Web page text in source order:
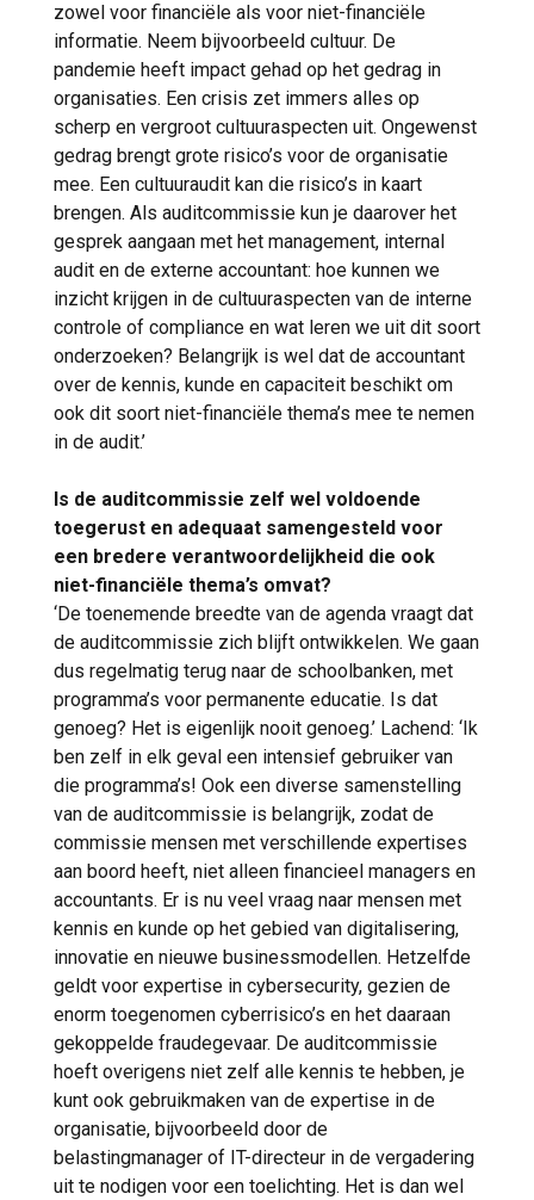
zowel voor financiële als voor niet-financiële
informatie. Neem bijvoorbeeld cultuur. De
pandemie heeft impact gehad op het gedrag in
organisaties. Een crisis zet immers alles op
scherp en vergroot cultuuraspecten uit. Ongewenst
gedrag brengt grote risico’s voor de organisatie
mee. Een cultuuraudit kan die risico’s in kaart
brengen. Als auditcommissie kun je daarover het
gesprek aangaan met het management, internal
audit en de externe accountant: hoe kunnen we
inzicht krijgen in de cultuuraspecten van de interne
controle of compliance en wat leren we uit dit soort
onderzoeken? Belangrijk is wel dat de accountant
over de kennis, kunde en capaciteit beschikt om
ook dit soort niet-financiële thema’s mee te nemen
in de audit.’
Is de auditcommissie zelf wel voldoende
toegerust en adequaat samengesteld voor
een bredere verantwoordelijkheid die ook
niet-financiële thema’s omvat?
‘De toenemende breedte van de agenda vraagt dat
de auditcommissie zich blijft ontwikkelen. We gaan
dus regelmatig terug naar de schoolbanken, met
programma’s voor permanente educatie. Is dat
genoeg? Het is eigenlijk nooit genoeg.’ Lachend: ‘Ik
ben zelf in elk geval een intensief gebruiker van
die programma’s! Ook een diverse samenstelling
van de auditcommissie is belangrijk, zodat de
commissie mensen met verschillende expertises
aan boord heeft, niet alleen financieel managers en
accountants. Er is nu veel vraag naar mensen met
kennis en kunde op het gebied van digitalisering,
innovatie en nieuwe businessmodellen. Hetzelfde
geldt voor expertise in cybersecurity, gezien de
enorm toegenomen cyberrisico’s en het daaraan
gekoppelde fraudegevaar. De auditcommissie
hoeft overigens niet zelf alle kennis te hebben, je
kunt ook gebruikmaken van de expertise in de
organisatie, bijvoorbeeld door de
belastingmanager of IT-directeur in de vergadering
uit te nodigen voor een toelichting. Het is dan wel